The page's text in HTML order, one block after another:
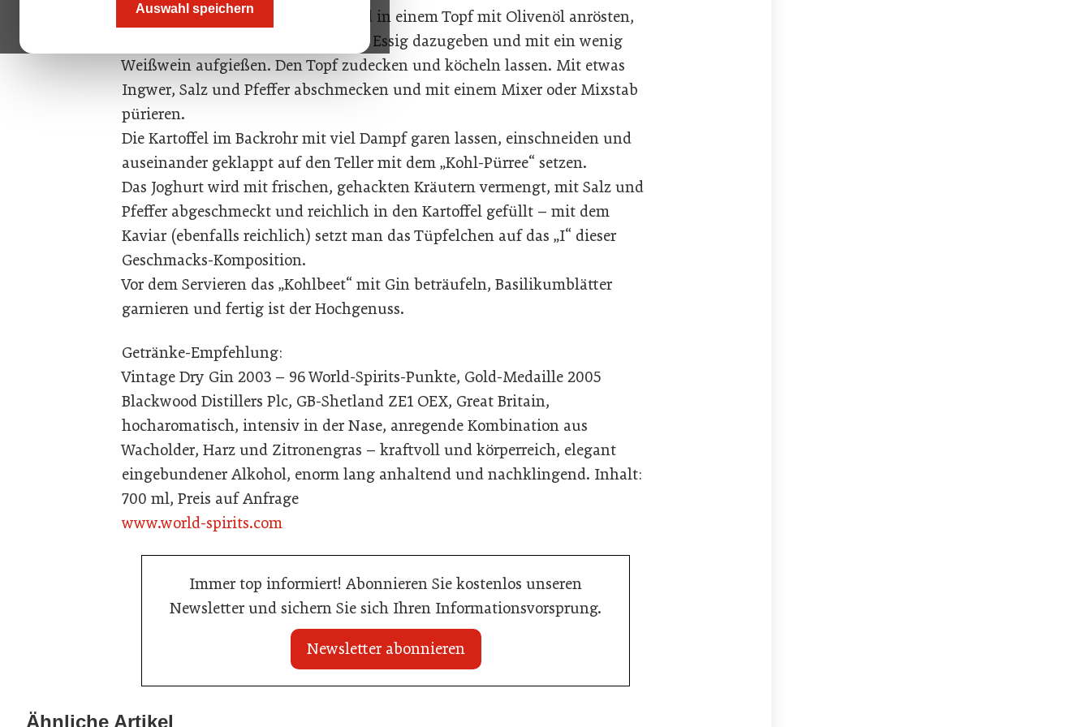
Auswahl speichern
Zwiebeln ganz klein schneiden und in einem Topf mit Olivenöl anrösten,
den Kohl mit einem kleinen Schuss Essig dazugeben und mit ein wenig
Weißwein aufgießen. Den Topf zudecken und köcheln lassen. Mit etwas
Ingwer, Salz und Pfeffer abschmecken und mit einem Mixer oder Mixstab
pürieren.
Die Kartoffel im Backrohr mit viel Dampf garen lassen, einschneiden und
auseinander geklappt auf den Teller mit dem „Kohl-Pürree“ setzen.
Das Joghurt wird mit frischen, gehackten Kräutern vermengt, mit Salz und
Pfeffer abgeschmeckt und reichlich in den Kartoffel gefüllt – mit dem
Kaviar (ebenfalls reichlich) setzt man das Tüpfelchen auf das „I“ dieser
Geschmacks-Komposition.
Vor dem Servieren das „Kohlbeet“ mit Gin beträufeln, Basilikumblätter
garnieren und fertig ist der Hochgenuss.
Getränke-Empfehlung:
Vintage Dry Gin 2003 – 96 World-Spirits-Punkte, Gold-Medaille 2005
Blackwood Distillers Plc, GB-Shetland ZE1 OEX, Great Britain,
hocharomatisch, intensiv in der Nase, anregende Kombination aus
Wacholder, Harz und Zitronengras – kraftvoll und körperreich, elegant
eingebundener Alkohol, enorm lang anhaltend und nachklingend. Inhalt:
700 ml, Preis auf Anfrage
www.world-spirits.com
Immer top informiert! Abonnieren Sie kostenlos unseren
Newsletter und sichern Sie sich Ihren Informationsvorsprung.
Newsletter abonnieren
Ähnliche Artikel
Neun von zehn Betrieben finden kaum